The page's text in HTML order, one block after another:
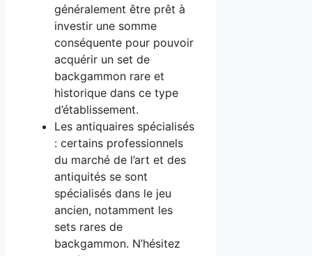
généralement être prêt à
investir une somme
conséquente pour pouvoir
acquérir un set de
backgammon rare et
historique dans ce type
d’établissement.
Les antiquaires spécialisés
: certains professionnels
du marché de l’art et des
antiquités se sont
spécialisés dans le jeu
ancien, notamment les
sets rares de
backgammon. N’hésitez